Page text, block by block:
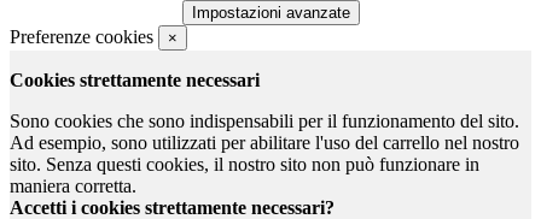
Preferenze cookies ×
Cookies strettamente necessari
Sono cookies che sono indispensabili per il funzionamento del sito.
Ad esempio, sono utilizzati per abilitare l'uso del carrello nel nostro
sito. Senza questi cookies, il nostro sito non può funzionare in
maniera corretta.
Accetti i cookies strettamente necessari?